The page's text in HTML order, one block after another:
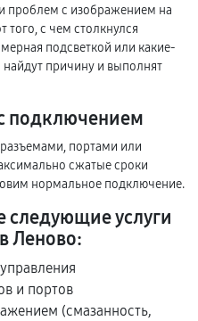
проблем с изображением на
того, с чем столкнулся
подсветкой или какие-
причину и выполнят
подключением
портами или
сжатые сроки
нормальное подключение.
услуги
Леново:
и портов
(смазанность,